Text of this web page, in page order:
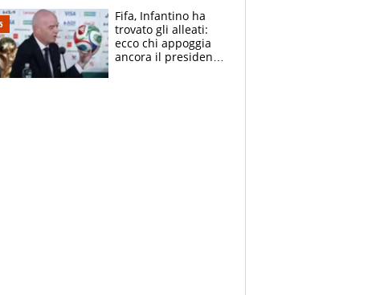
Diaz
Fifa, Infantino ha
trovato gli alleati:
ecco chi appoggia
ancora il presidente